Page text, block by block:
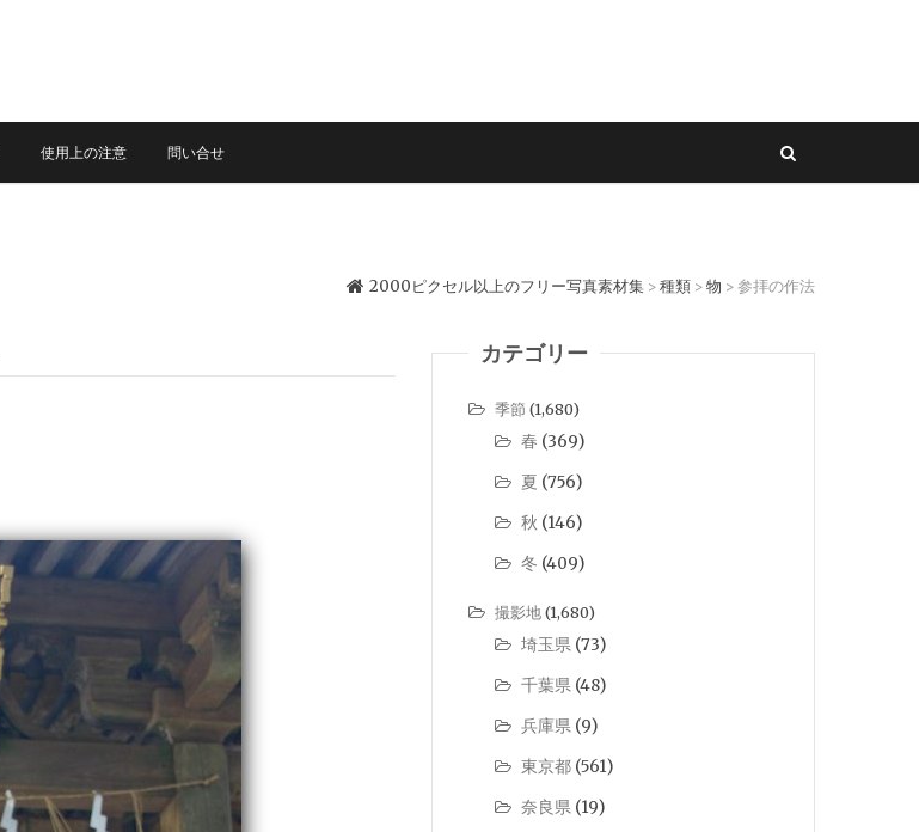
使用上の注意 問い合せ
2000ピクセル以上のフリー写真素材集 > 種類 > 物 > 参拝の作法
カテゴリー
季節 (1,680)
春 (369)
夏 (756)
秋 (146)
冬 (409)
撮影地(1,680)
埼玉県 (73)
千葉県 (48)
兵庫県 (9)
東京都 (561)
奈良県 (19)